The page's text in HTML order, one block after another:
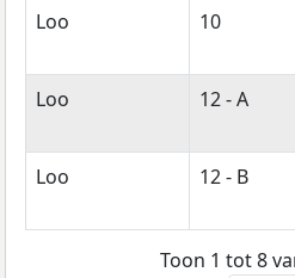
Loo 10
Loo 12 - A
Loo 12 - B
Toon 1 tot 8